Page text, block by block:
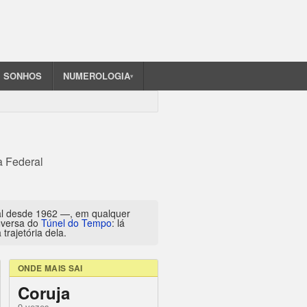
SONHOS NUMEROLOGIA▾
Federal
desde 1962 —, em qualquer
do Túnel do Tempo: lá
dela.
ONDE MAIS SAI
Coruja